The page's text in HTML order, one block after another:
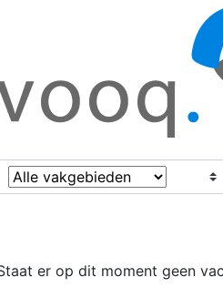
er op dit moment geen